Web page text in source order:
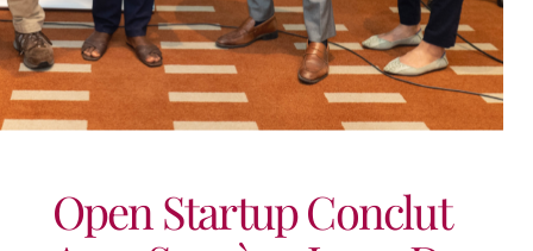
Open Startup Conclut